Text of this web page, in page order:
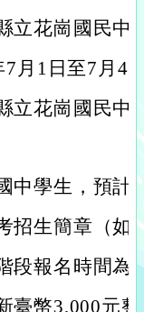
立花崗國民中
月1日至7月4
立花崗國民中
中學生，預計
招生簡章（如
段報名時間為
臺幣3,000元